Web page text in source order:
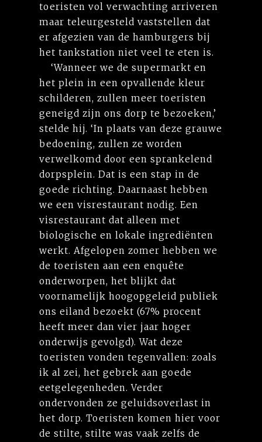
toeristen vol verwachting arriveren
maar teleurgesteld vaststellen dat
er afgezien van de hamburgers bij
het tankstation niet veel te eten is.
‘Wanneer we de supermarkt en
het plein in een opvallende kleur
schilderen, zullen meer toeristen
geneigd zijn ons dorp te bezoeken,’
stelde hij. ‘In plaats van deze grauwe
bedoening, zullen ze worden
verwelkomd door een sprankelend
dorpsplein. Dat is een stap in de
goede richting. Daarnaast hebben
we een visrestaurant nodig. Een
visrestaurant dat alleen met
biologische en lokale ingrediënten
werkt. Afgelopen zomer hebben we
de toeristen aan een enquête
onderworpen, het blijkt dat
voornamelijk hoogopgeleid publiek
ons eiland bezoekt (67% procent
heeft meer dan vier jaar hoger
onderwijs gevolgd). Wat deze
toeristen vonden tegenvallen: zoals
ik al zei, het gebrek aan goede
eetgelegenheden. Verder
ondervonden ze geluidsoverlast in
het dorp. Toeristen komen hier voor
de stilte, stilte was vaak zelfs de